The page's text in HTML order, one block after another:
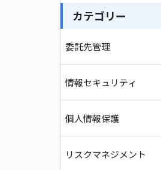
カテゴリー
委託先管理
情報セキュリティ
個人情報保護
リスクマネジメント